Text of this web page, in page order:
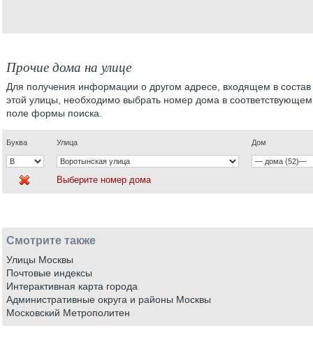
Прочие дома на улице
Для получения информации о другом адресе, входящем в состав
этой улицы, необходимо выбрать номер дома в соответствующем
поле формы поиска.
Буква Улица Дом
Выберите номер дома
Смотрите также
Улицы Москвы
Почтовые индексы
Интерактивная карта города
Административные округа и районы Москвы
Московский Метрополитен